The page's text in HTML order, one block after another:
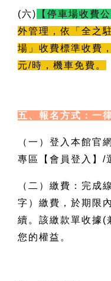
(六) 【停車場收費公
外管理，依「全之
場」收費標準收費
元/時，機車免費。
五、報名方式：一
（一）登入本館官
專區【會員登入】/
（二）繳費：完成
字）繳費，於期限
續。該繳款單收據(
您的權益。